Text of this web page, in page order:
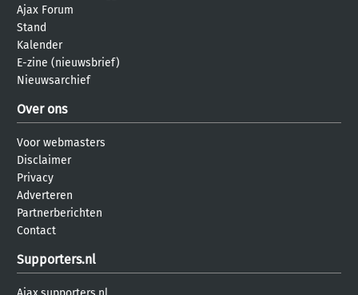
Ajax Forum
Stand
Kalender
E-zine (nieuwsbrief)
Nieuwsarchief
Over ons
Voor webmasters
Disclaimer
Privacy
Adverteren
Partnerberichten
Contact
Supporters.nl